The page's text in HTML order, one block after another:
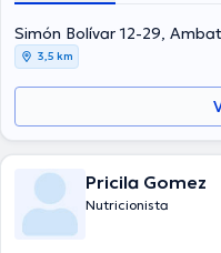
Simón Bolívar 12-29,
3,5 km
Pricila Gomez
Nutricionista